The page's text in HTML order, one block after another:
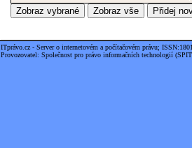
ITprávo.cz - Server o internetovém a počítačovém právu;
Provozovatel: Společnost pro právo informačních technologií